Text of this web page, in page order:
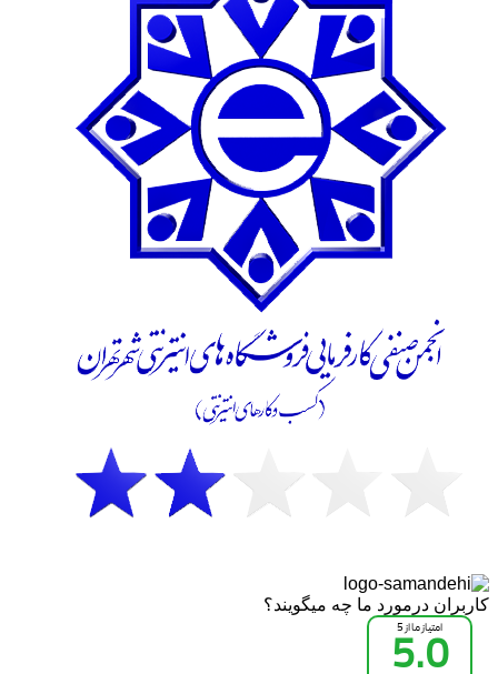
کاربران درمورد ما چه میگویند؟